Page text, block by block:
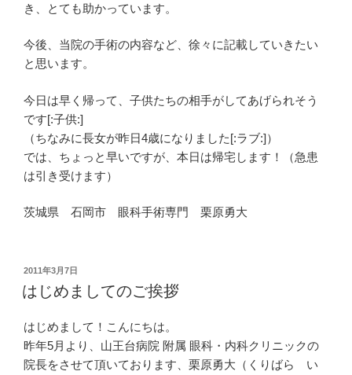
き、とても助かっています。
今後、当院の手術の内容など、徐々に記載していきたい
と思います。
今日は早く帰って、子供たちの相手がしてあげられそう
です[:子供:]
（ちなみに長女が昨日4歳になりました[:ラブ:]）
では、ちょっと早いですが、本日は帰宅します！（急患
は引き受けます）
茨城県 石岡市 眼科手術専門 栗原勇大
投
稿
日:
2011年3月7日
はじめましてのご挨拶
はじめまして！こんにちは。
昨年5月より、山王台病院 附属 眼科・内科クリニックの
院長をさせて頂いております、栗原勇大（くりばら い